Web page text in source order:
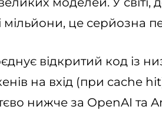
це серйозна
відкритий код із
на вхід (при cache
нижче за OpenAI та